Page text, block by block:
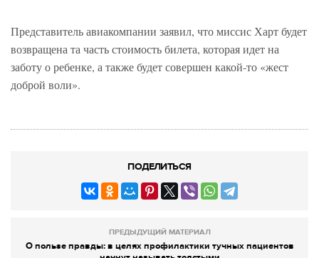
Представитель авиакомпании заявил, что миссис Харт будет
возвращена та часть стоимость билета, которая идет на
заботу о ребенке, а также будет совершен какой-то «жест
доброй воли».
ПОДЕЛИТЬСЯ
ПРЕДЫДУЩИЙ МАТЕРИАЛ
О пользе правды: в целях профилактики тучных пациентов